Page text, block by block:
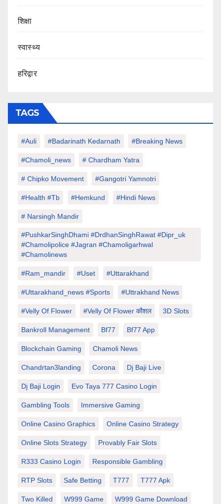
शिक्षा
स्वास्थ्य
हरिद्वार
TAGS
#auli #Badarinath Kedarnath #Breaking News
#chamoli_news # Chardham Yatra
# Chipko Movement #Gangotri Yamnotri
#Health #tb #hemkund #hindi News
# Narsingh Mandir
#PushkarSinghDhami #drdhanSinghRawat #dipr_uk
#chamolipolice #Jagran #chamoligarhwal
#chamolinews
#Ram_mandir #uset #uttarakhand
#Uttarakhand_news #sports #Uttrakhand News
#velly Of Flower #velly Of Flower कौशल 3D Slots
Bankroll Management Bf77 Bf77 App
Blockchain Gaming Chamoli News
Chandrtan3landing Corona Dj Baji Live
Dj Baji Login Evo Taya 777 Casino Login
Gambling Tools Immersive Gaming
Online Casino Graphics Online Casino Strategy
Online Slots Strategy Provably Fair Slots
R333 Casino Login Responsible Gambling
RTP Slots Safe Betting T777 T777 Apk
Two Killed W999 Game W999 Game Download